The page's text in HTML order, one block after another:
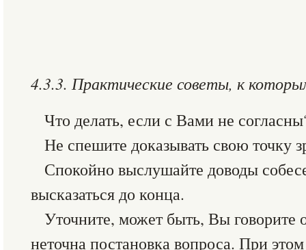
4.3.3. Практические советы, к
Что делать, если с Вами не
Не спешите доказывать свою точку
Спокойно выслушайте доводы
высказаться до конца.
Уточните, может быть, Вы говорите
неточна постановка вопроса. При